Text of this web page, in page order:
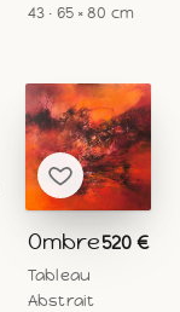
43 · 65 × 80 cm
Ombre520 €
Tableau
Abstrait